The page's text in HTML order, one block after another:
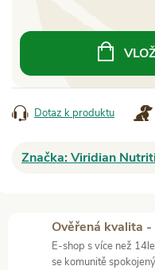
cena:
Dotaz k produktu
Značka:Viridian
Ověřená kvalita
E-shop s více než
se komunitě